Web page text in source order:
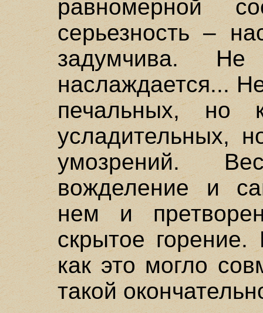
равномерной
серьезность –
задумчива.
наслаждается...
печальных, но
усладительных,
умозрений.
вожделение и
нем и
скрытое
как это могло
такой